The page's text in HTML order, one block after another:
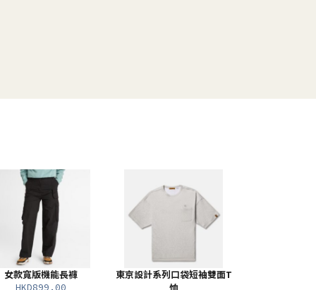
女款寬版機能長褲
HKD899.00
東京設計系列口袋短袖雙面T